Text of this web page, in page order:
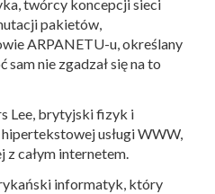
twórcy koncepcji sieci
pakietów,
ARPANETU-u, określany
nie zgadzał się na to
Lee, brytyjski fizyk i
usługi WWW,
z całym internetem.
informatyk, który